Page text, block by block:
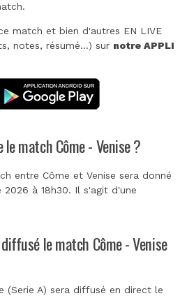
match et bien d'autres EN LIVE
notes, résumé...) sur notre APPLI
match Côme - Venise ?
entre Côme et Venise sera donné
2026 à 18h30. Il s'agit d'une
le match Côme - Venise
(Serie A) sera diffusé en direct le